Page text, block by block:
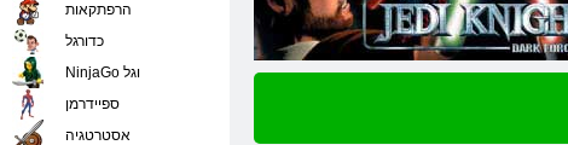
הרפתקאות
כדורגל
NinjaGo וגל
ספיידרמן
אסטרטגיה